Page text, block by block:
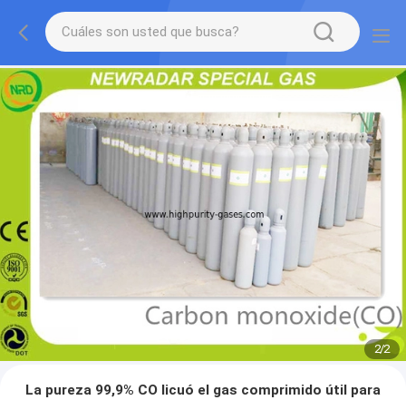
2/2
La pureza 99,9% CO licuó el gas comprimido útil para